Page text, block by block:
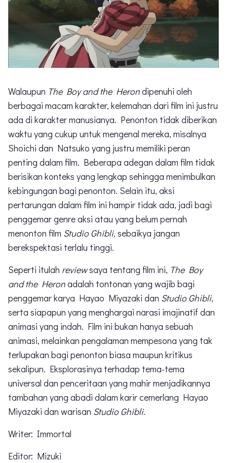
Walaupun The Boy and the Herondipenuhi oleh
berbagai macam karakter, kelemahan dari film ini justru
ada di karakter manusianya. Penonton tidak diberikan
waktu yang cukup untuk mengenal mereka, misalnya
Shoichi dan Natsuko yang justru memiliki peran
penting dalam film. Beberapa adegan dalam film tidak
berisikan konteks yang lengkap sehingga menimbulkan
kebingungan bagi penonton. Selain itu, aksi
pertarungan dalam film ini hampir tidak ada, jadi bagi
penggemar genreaksi atau yang belum pernah
menonton film Studio Ghibli, sebaikya jangan
berekspektasi terlalu tinggi.
Seperti itulah reviewsaya tentang film ini, The Boy
and the Heronadalah tontonan yang wajib bagi
penggemar karya Hayao Miyazaki dan Studio Ghibli,
serta siapapun yang menghargai narasi imajinatif dan
animasi yang indah. Film ini bukan hanya sebuah
animasi, melainkan pengalaman mempesona yang tak
terlupakan bagi penonton biasa maupun kritikus
sekalipun. Eksplorasinya terhadap tema-tema
universal dan penceritaan yang mahir menjadikannya
tambahan yang abadi dalam karir cemerlang Hayao
Miyazaki dan warisan Studio Ghibli.
Writer: Immortal
Editor: Mizuki